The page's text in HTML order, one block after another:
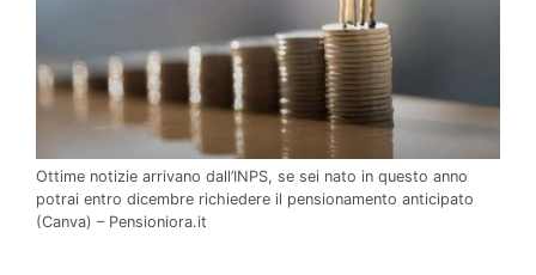
Ottime notizie arrivano dall’INPS, se sei nato in questo anno
potrai entro dicembre richiedere il pensionamento anticipato
(Canva) – Pensioniora.it